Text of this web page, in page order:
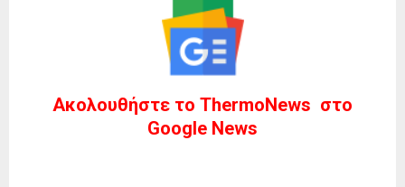
Ακολουθήστε το ThermoNews στο
Google News